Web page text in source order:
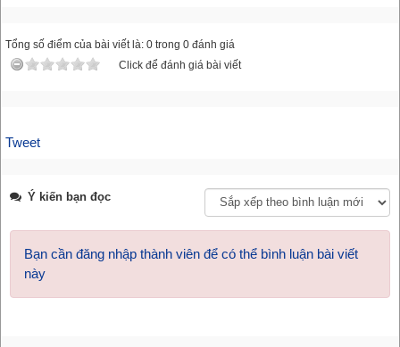
Tổng số điểm của bài viết là: 0 trong 0 đánh giá
Click để đánh giá bài viết
Tweet
Ý kiến bạn đọc
Bạn cần đăng nhập thành viên để có thể bình luận bài viết
này